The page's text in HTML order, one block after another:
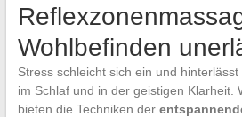
Wohlbefinden
Stress schleicht sich ein und
im Schlaf und in der geistigen Klarheit.
bieten die Techniken der